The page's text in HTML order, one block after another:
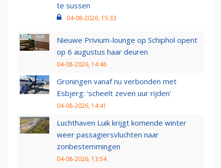
te sussen
04-08-2026, 15:33
Nieuwe Privium-lounge op Schiphol opent
op 6 augustus haar deuren
04-08-2026, 14:46
Groningen vanaf nu verbonden met
Esbjerg: 'scheelt zeven uur rijden'
04-08-2026, 14:41
Luchthaven Luik krijgt komende winter
weer passagiersvluchten naar
zonbestemmingen
04-08-2026, 13:54